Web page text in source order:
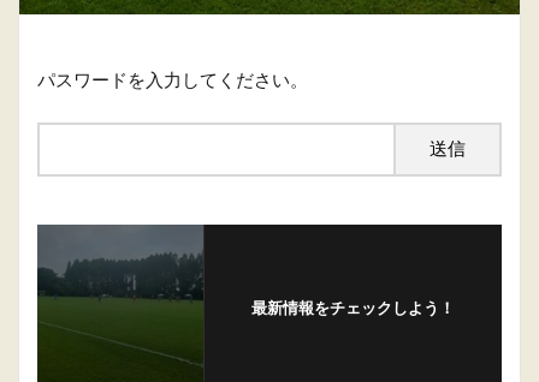
パスワードを入力してください。
最新情報をチェックしよう！